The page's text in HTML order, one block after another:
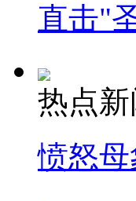
直击"
热点新
愤怒